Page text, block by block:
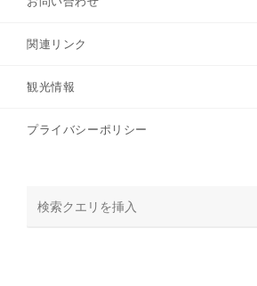
関連リンク
観光情報
プライバシーポリシー
サ